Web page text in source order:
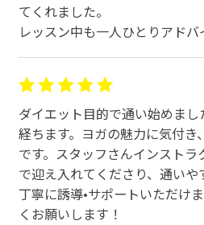
てくれました。
レッスン中も一人ひとりアド
ダイエット目的で通い始めま
経ちます。ヨガの魅力に気付
です。スタッフさんインスト
で迎え入れてくださり、通いや
丁寧に誘導•サポートいただけ
くお願いします！